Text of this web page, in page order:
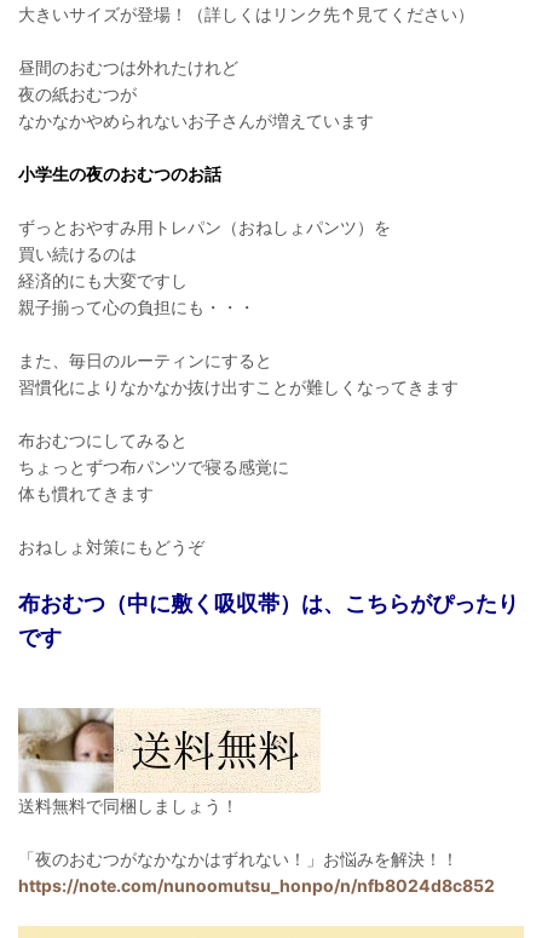
大きいサイズが登場！（詳しくはリンク先↑見てください）
昼間のおむつは外れたけれど
夜の紙おむつが
なかなかやめられないお子さんが増えています
小学生の夜のおむつのお話
ずっとおやすみ用トレパン（おねしょパンツ）を
買い続けるのは
経済的にも大変ですし
親子揃って心の負担にも・・・
また、毎日のルーティンにすると
習慣化によりなかなか抜け出すことが難しくなってきます
布おむつにしてみると
ちょっとずつ布パンツで寝る感覚に
体も慣れてきます
おねしょ対策にもどうぞ
布おむつ（中に敷く吸収帯）は、こちらがぴったり
です
送料無料で同梱しましょう！
「夜のおむつがなかなかはずれない！」お悩みを解決！！
https://note.com/nunoomutsu_honpo/n/nfb8024d8c852